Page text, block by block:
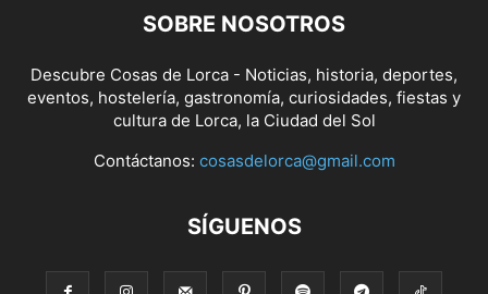
SOBRE NOSOTROS
Descubre Cosas de Lorca - Noticias, historia, deportes,
eventos, hostelería, gastronomía, curiosidades, fiestas y
cultura de Lorca, la Ciudad del Sol
Contáctanos: cosasdelorca@gmail.com
SÍGUENOS